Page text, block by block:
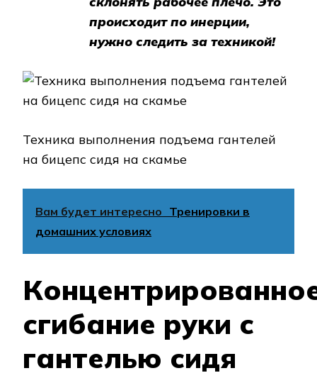
происходит по инерции,
нужно следить за техникой!
Техника выполнения подъема гантелей
на бицепс сидя на скамье
Вам будет интересно Тренировки в
домашних условиях
сгибание руки с
гантелью сидя